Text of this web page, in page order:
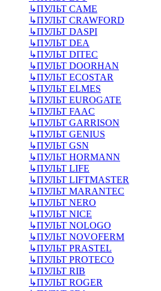
↳ПУЛЬТ CAME
↳ПУЛЬТ CRAWFORD
↳ПУЛЬТ DASPI
↳ПУЛЬТ DEA
↳ПУЛЬТ DITEC
↳ПУЛЬТ DOORHAN
↳ПУЛЬТ ECOSTAR
↳ПУЛЬТ ELMES
↳ПУЛЬТ EUROGATE
↳ПУЛЬТ FAAC
↳ПУЛЬТ GARRISON
↳ПУЛЬТ GENIUS
↳ПУЛЬТ GSN
↳ПУЛЬТ HORMANN
↳ПУЛЬТ LIFE
↳ПУЛЬТ LIFTMASTER
↳ПУЛЬТ MARANTEC
↳ПУЛЬТ NERO
↳ПУЛЬТ NICE
↳ПУЛЬТ NOLOGO
↳ПУЛЬТ NOVOFERM
↳ПУЛЬТ PRASTEL
↳ПУЛЬТ PROTECO
↳ПУЛЬТ RIB
↳ПУЛЬТ ROGER